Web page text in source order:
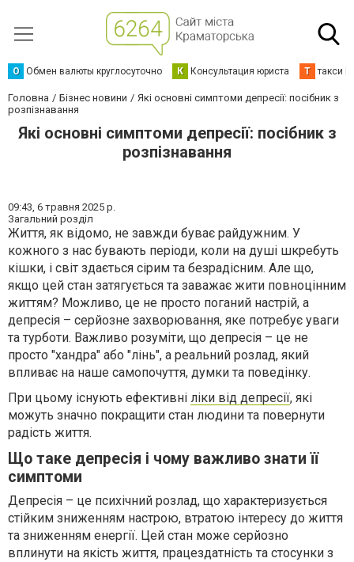
О Обмен валюты круглосуточно К Консультация юриста Т такси
Головна Бізнес новини
Які основні симптоми депресії: посібник з
розпізнавання
Які основні симптоми депресії: посібник з
розпізнавання
09:43, 6 травня 2025 р.
Загальний розділ
Життя, як відомо, не завжди буває райдужним. У
кожного з нас бувають періоди, коли на душі шкребуть
кішки, і світ здається сірим та безрадісним. Але що,
якщо цей стан затягується та заважає жити повноцінним
життям? Можливо, це не просто поганий настрій, а
депресія – серйозне захворювання, яке потребує уваги
та турботи. Важливо розуміти, що депресія – це не
просто "хандра" або "лінь", а реальний розлад, який
впливає на наше самопочуття, думки та поведінку.
При цьому існують ефективні ліки від депресії, які
можуть значно покращити стан людини та повернути
радість життя.
Що таке депресія і чому важливо знати її
симптоми
Депресія – це психічний розлад, що характеризується
стійким зниженням настрою, втратою інтересу до життя
та зниженням енергії. Цей стан може серйозно
вплинути на якість життя, працездатність та стосунки з